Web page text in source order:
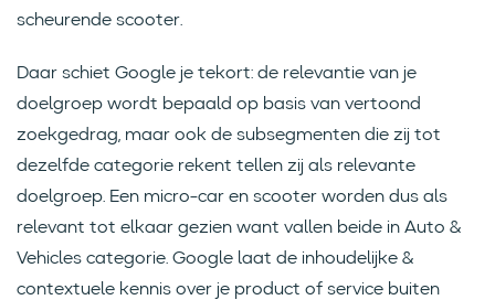
scheurende scooter.
Daar schiet Google je tekort: de relevantie van je
doelgroep wordt bepaald op basis van vertoond
zoekgedrag, maar ook de subsegmenten die zij tot
dezelfde categorie rekent tellen zij als relevante
doelgroep. Een micro-car en scooter worden dus als
relevant tot elkaar gezien want vallen beide in Auto &
Vehicles categorie. Google laat de inhoudelijke &
contextuele kennis over je product of service buiten